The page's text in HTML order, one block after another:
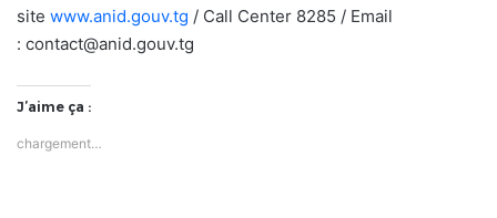
site www.anid.gouv.tg / Call Center 8285 / Email
: contact@anid.gouv.tg
J’aime ça :
chargement…